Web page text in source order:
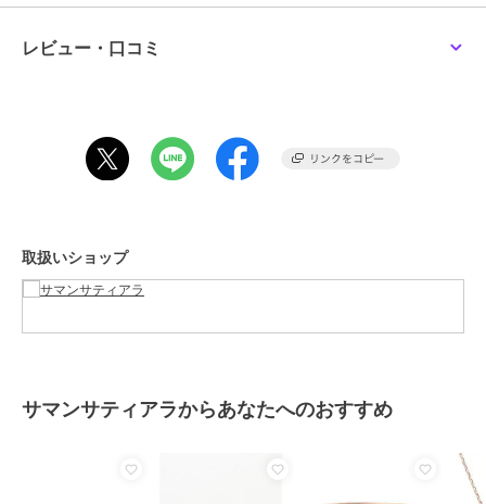
素材
レビュー・口コミ
取扱いショップ
サマンサティアラからあなたへのおすすめ